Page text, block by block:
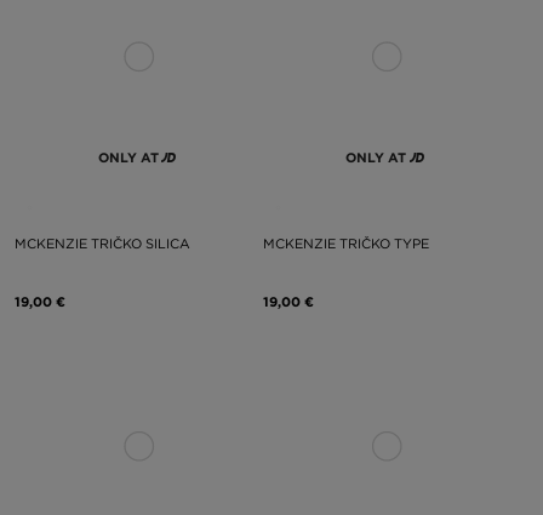
ONLY AT
MCKENZIE TRIČKO SILICA
19,00 €
ONLY AT
MCKENZIE TRIČKO TYPE
19,00 €